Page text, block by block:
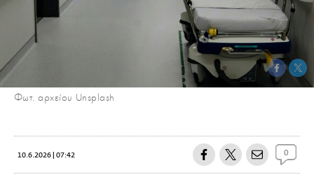
Φωτ. αρχείου Unsplash
10.6.2026 | 07:42 0